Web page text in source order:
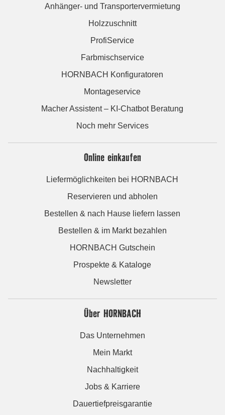
Anhänger- und Transportervermietung
Holzzuschnitt
ProfiService
Farbmischservice
HORNBACH Konfiguratoren
Montageservice
Macher Assistent – KI-Chatbot Beratung
Noch mehr Services
Online einkaufen
Liefermöglichkeiten bei HORNBACH
Reservieren und abholen
Bestellen & nach Hause liefern lassen
Bestellen & im Markt bezahlen
HORNBACH Gutschein
Prospekte & Kataloge
Newsletter
Über HORNBACH
Das Unternehmen
Mein Markt
Nachhaltigkeit
Jobs & Karriere
Dauertiefpreisgarantie